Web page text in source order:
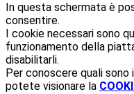
In questa schermata è
consentire.
I cookie necessari sono
funzionamento della
disabilitarli.
Per conoscere quali
potete visionare la